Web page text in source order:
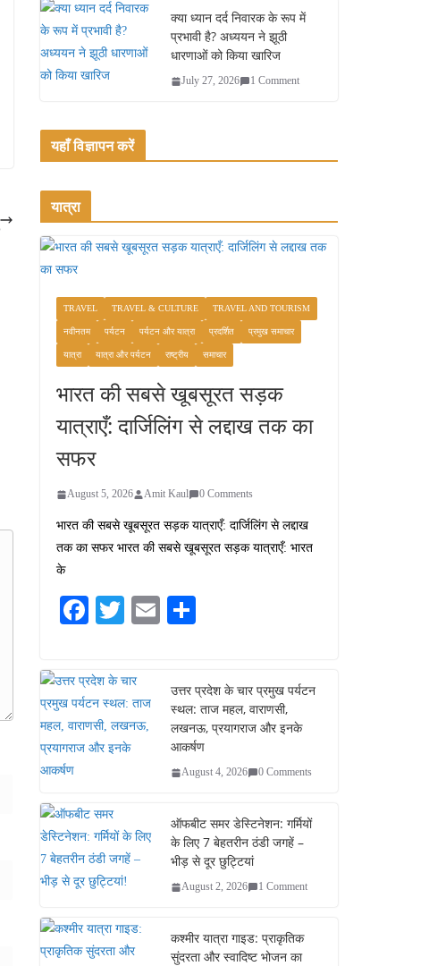
क्या ध्यान दर्द निवारक के रूप में
प्रभावी है? अध्ययन ने झूठी
धारणाओं को किया खारिज
July 27, 2026 1 Comment
यहाँ विज्ञापन करें
यात्रा
TRAVEL TRAVEL & CULTURE TRAVEL AND TOURISM
नवीनतम पर्यटन पर्यटन और यात्रा प्रदर्शित प्रमुख समाचार
यात्रा यात्रा और पर्यटन राष्ट्रीय समाचार
भारत की सबसे खूबसूरत सड़क
यात्राएँ: दार्जिलिंग से लद्दाख तक का
सफर
August 5, 2026 Amit Kaul 0 Comments
भारत की सबसे खूबसूरत सड़क यात्राएँ: दार्जिलिंग से लद्दाख
तक का सफर भारत की सबसे खूबसूरत सड़क यात्राएँ: भारत
के
Fa
bo
ok
T
r
E
उत्तर प्रदेश के चार प्रमुख पर्यटन
स्थल: ताज महल, वाराणसी,
लखनऊ, प्रयागराज और इनके
आकर्षण
August 4, 2026 0 Comments
ऑफबीट समर डेस्टिनेशन: गर्मियों
के लिए 7 बेहतरीन ठंडी जगहें –
भीड़ से दूर छुट्टियां
August 2, 2026 1 Comment
कश्मीर यात्रा गाइड: प्राकृतिक
सुंदरता और स्वादिष्ट भोजन का